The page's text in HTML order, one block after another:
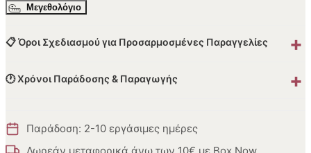
Μεγεθολόγιο
📋 Όροι Σχεδιασμού για Προσαρμοσμένες Παραγγελίες +
🕐 Χρόνοι Παράδοσης & Παραγωγής +
Παράδοση: 2-10 εργάσιμες ημέρες